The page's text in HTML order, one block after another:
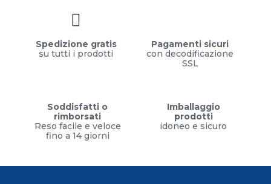
Spedizione gratis
su tutti i prodotti
Pagamenti sicuri
con decodificazione
SSL
Soddisfatti o
rimborsati
Reso facile e veloce
fino a 14 giorni
Imballaggio
prodotti
idoneo e sicuro